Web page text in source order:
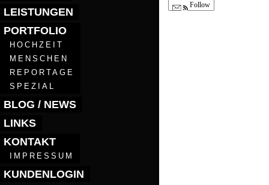
LEISTUNGEN
PORTFOLIO
HOCHZEIT
MENSCHEN
REPORTAGE
SPEZIAL
BLOG / NEWS
LINKS
KONTAKT
IMPRESSUM
KUNDENLOGIN
Follow